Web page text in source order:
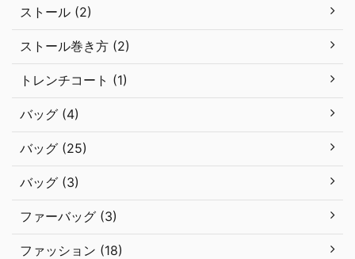
ストール (2)
ストール巻き方 (2)
トレンチコート (1)
バッグ (4)
バッグ (25)
バッグ (3)
ファーバッグ (3)
ファッション (18)